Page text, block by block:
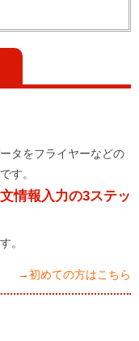
タをフライヤーなどの
す。
情報入力の3ステッ
。
→初めての方はこちら